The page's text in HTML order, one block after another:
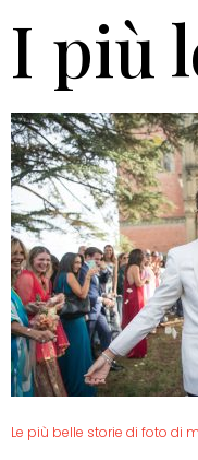
I più
Le più belle storie di foto di